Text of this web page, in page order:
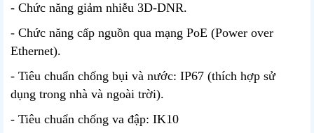
- Chức năng giảm nhiễu 3D-DNR.
- Chức năng cấp nguồn qua mạng PoE (Power over
Ethernet).
- Tiêu chuẩn chống bụi và nước: IP67 (thích hợp sử
dụng trong nhà và ngoài trời).
- Tiêu chuẩn chống va đập: IK10